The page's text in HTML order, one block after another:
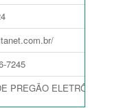
7245
PREGÃO ELETRÔNICO